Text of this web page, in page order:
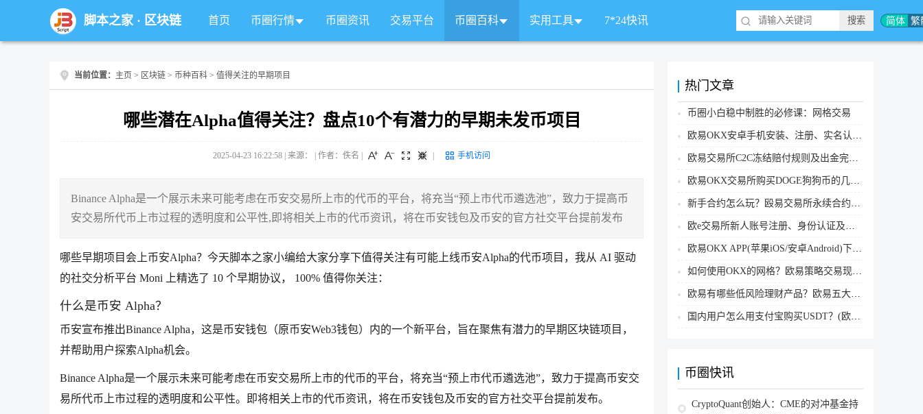
简体 繁
脚本之家· 区块链 首页 币圈行情 币圈资讯 交易平台 币圈百科 实用工具 7*24快讯
当前位置： 主页 > 区块链 > 币种百科 > 值得关注的早期项目
哪些潜在Alpha值得关注？盘点10个有潜力的早期未发币项目
2025-04-23 16:22:58 | 来源： | 作者：佚名 手机访问
Binance Alpha是一个展示未来可能考虑在币安交易所上市的代币的平台，将充当“预上市代币遴选池”，致力于提高币
安交易所代币上市过程的透明度和公平性,即将相关上市的代币资讯，将在币安钱包及币安的官方社交平台提前发布
哪些早期项目会上币安Alpha？今天脚本之家小编给大家分享下值得关注有可能上线币安Alpha的代币项目，我从 AI 驱动
的社交分析平台 Moni 上精选了 10 个早期协议， 100% 值得你关注：
什么是币安 Alpha？
币安宣布推出Binance Alpha，这是币安钱包（原币安Web3钱包）内的一个新平台，旨在聚焦有潜力的早期区块链项目，
并帮助用户探索Alpha机会。
Binance Alpha是一个展示未来可能考虑在币安交易所上市的代币的平台，将充当“预上市代币遴选池”，致力于提高币安交
易所代币上市过程的透明度和公平性。即将相关上市的代币资讯，将在币安钱包及币安的官方社交平台提前发布。
热门文章
币圈小白稳中制胜的必修课：网格交易
欧易OKX安卓手机安装、注册、实名认证、买币转账新手实操教程
欧易交易所C2C冻结赔付规则及出金完整流程
欧易OKX交易所购买DOGE狗狗币的几个方式汇总
新手合约怎么玩？殴易交易所永续合约操作步骤教程(APP/Web端)
欧e交易所新人账号注册、身份认证及安全设置教程
欧易OKX APP(苹果iOS/安卓Android)下载图文教程
如何使用OKX的网格？欧易策略交易现货网格新手操作流程
欧易有哪些低风险理财产品？欧易五大低风险理财产品详细介绍
国内用户怎么用支付宝购买USDT？(欧易交易所为例)
币圈快讯
CryptoQuant创始人：CME的对冲基金持